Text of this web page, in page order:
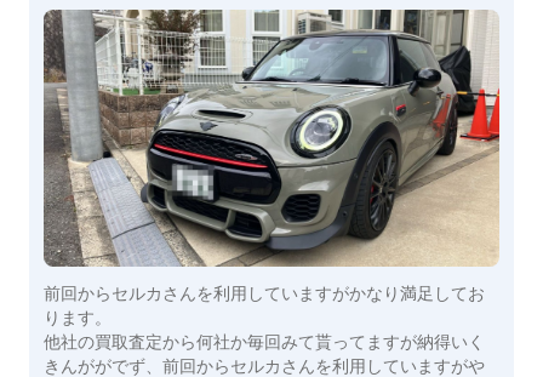
前回からセルカさんを利用していますがかなり満足してお
ります。
他社の買取査定から何社か毎回みて貰ってますが納得いく
きんががでず、前回からセルカさんを利用していますがや